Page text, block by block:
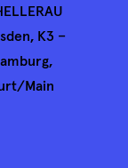
K3 –
Main